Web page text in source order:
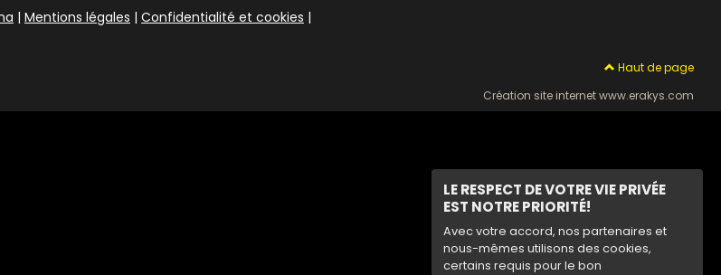
LE RESPECT DE VOTRE VIE PRIVÉE
EST NOTRE PRIORITÉ!
Avec votre accord, nos partenaires et
nous-mêmes utilisons des cookies,
certains requis pour le bon
| Mentions légales | Confidentialité et cookies |
Haut de page
Création site internet www.erakys.com